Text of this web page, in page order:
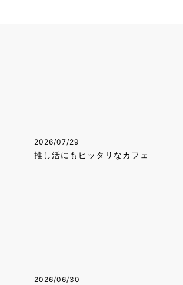
2026/07/29
推し活にもピッタリなカフェ
2026/06/30